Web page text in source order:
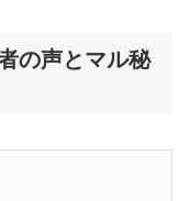
の声とマル秘